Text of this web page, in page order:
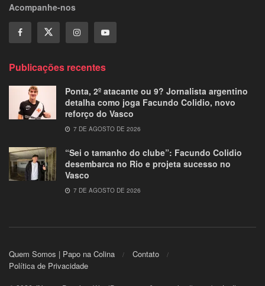
Acompanhe-nos
Publicações recentes
Ponta, 2º atacante ou 9? Jornalista argentino
detalha como joga Facundo Colidio, novo
reforço do Vasco
7 DE AGOSTO DE 2026
“Sei o tamanho do clube”: Facundo Colidio
desembarca no Rio e projeta sucesso no
Vasco
7 DE AGOSTO DE 2026
Quem Somos | Papo na Colina
Contato
Política de Privacidade